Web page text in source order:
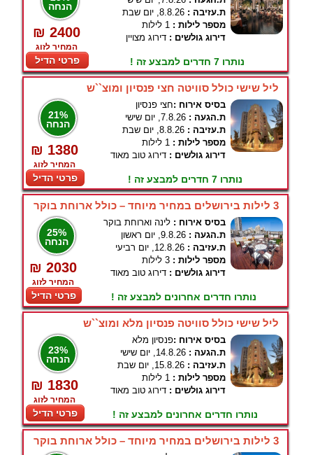
הנחה
₪ 2400
המחיר לזוג
פרטי הדיל
ת.עזיבה : 8.8.26, יום שבת
מספר לילות : 1 לילות
דירוג גולשים : דירוג מצויין
נותרו 7 חדרים למבצע זה !
ליל שישי כולל סוויטה חצי פנסיון ומוצ``ש
21%
הנחה
₪ 1380
המחיר לזוג
פרטי הדיל
בסיס אירוח :חצי פנסיון
ת.הגעה : 7.8.26, יום שישי
ת.עזיבה : 8.8.26, יום שבת
מספר לילות : 1 לילות
דירוג גולשים : דירוג טוב מאוד
נותרו 7 חדרים למבצע זה !
3 לילות בירושלים במחיר מיוחד – כולל ארוחת בוקר
25%
הנחה
₪ 2030
המחיר לזוג
פרטי הדיל
בסיס אירוח : לינה וארוחת בוקר
ת.הגעה : 9.8.26, יום ראשון
ת.עזיבה : 12.8.26, יום רביעי
מספר לילות : 3 לילות
דירוג גולשים : דירוג טוב מאוד
נותרו חדרים אחרונים למבצע זה !
ליל שישי כולל סוויטה פנסיון מלא ומוצ``ש
23%
הנחה
₪ 1830
המחיר לזוג
פרטי הדיל
בסיס אירוח :פנסיון מלא
ת.הגעה : 14.8.26, יום שישי
ת.עזיבה : 15.8.26, יום שבת
מספר לילות : 1 לילות
דירוג גולשים : דירוג טוב מאוד
נותרו חדרים אחרונים למבצע זה !
3 לילות בירושלים במחיר מיוחד – כולל ארוחת בוקר